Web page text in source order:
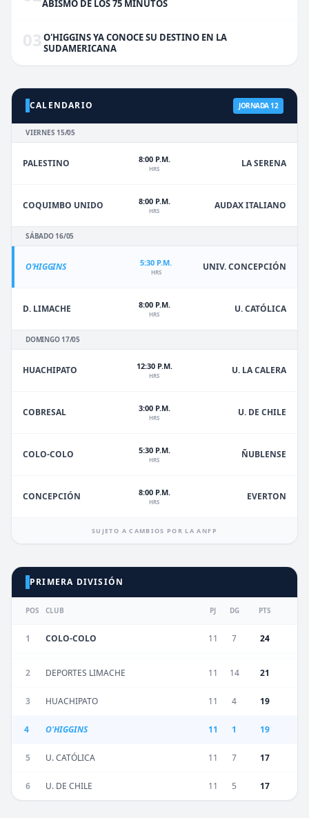
ABISMO DE LOS 75 MINUTOS
03 O'HIGGINS YA CONOCE SU DESTINO EN LA
SUDAMERICANA
CALENDARIO JORNADA 12
VIERNES 15/05
PALESTINO 8:00 P.M.
HRS LA SERENA
COQUIMBO UNIDO 8:00 P.M.
HRS AUDAX ITALIANO
SÁBADO 16/05
O'HIGGINS 5:30 P.M.
HRS UNIV. CONCEPCIÓN
D. LIMACHE 8:00 P.M.
HRS U. CATÓLICA
DOMINGO 17/05
HUACHIPATO 12:30 P.M.
HRS U. LA CALERA
COBRESAL 3:00 P.M.
HRS U. DE CHILE
COLO-COLO 5:30 P.M.
HRS ÑUBLENSE
CONCEPCIÓN 8:00 P.M.
HRS EVERTON
SUJETO A CAMBIOS POR LA ANFP
PRIMERA DIVISIÓN
POS CLUB PJ DG PTS
1 COLO-COLO 11 7 24
2 DEPORTES LIMACHE 11 14 21
3 HUACHIPATO 11 4 19
4 O'HIGGINS 11 1 19
5 U. CATÓLICA 11 7 17
6 U. DE CHILE 11 5 17